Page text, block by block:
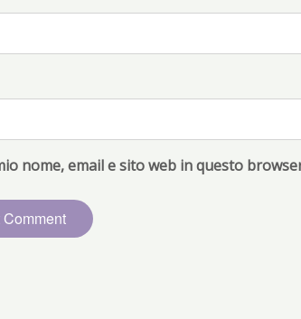
nome, email e sito web in questo